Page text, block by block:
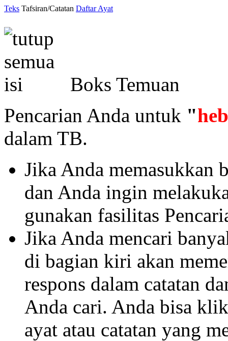
Teks Tafsiran/Catatan Daftar Ayat
Boks Temuan
Pencarian Anda untuk "
dalam TB.
Jika Anda memasukkan
dan Anda ingin
gunakan fasilitas
Jika Anda mencari
di bagian kiri akan
respons dalam catatan
Anda cari. Anda bisa
ayat atau catatan yang